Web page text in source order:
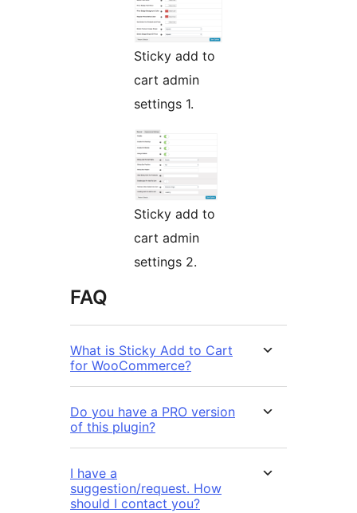
Sticky add to
cart admin
settings 1.
Sticky add to
cart admin
settings 2.
FAQ
What is Sticky Add to Cart
for WooCommerce?
Do you have a PRO version
of this plugin?
I have a
suggestion/request. How
should I contact you?